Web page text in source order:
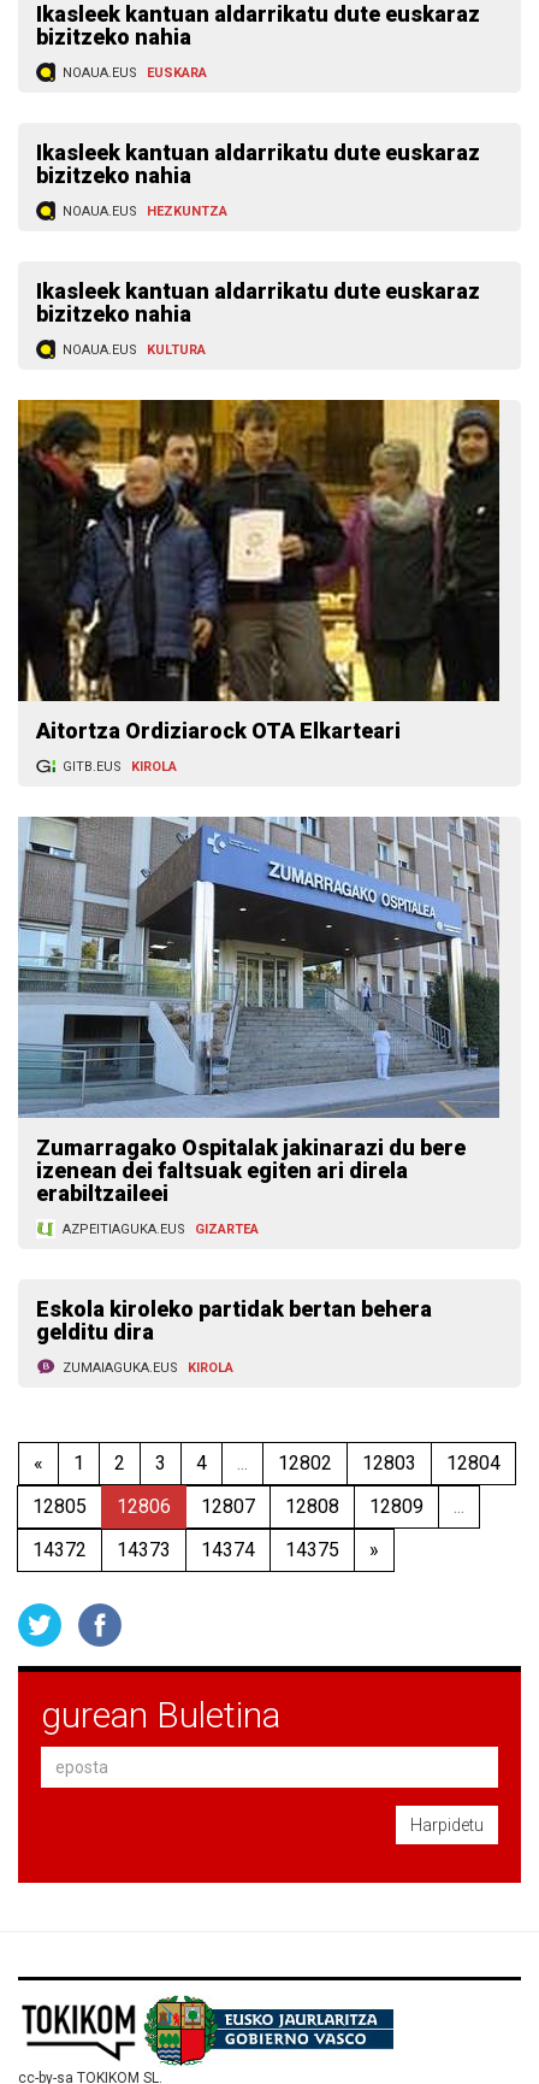
Ikasleek kantuan aldarrikatu dute euskaraz
bizitzeko nahia
NOAUA.EUS EUSKARA
Ikasleek kantuan aldarrikatu dute euskaraz
bizitzeko nahia
NOAUA.EUS HEZKUNTZA
Ikasleek kantuan aldarrikatu dute euskaraz
bizitzeko nahia
NOAUA.EUS KULTURA
Aitortza Ordiziarock OTA Elkarteari
GITB.EUS KIROLA
Zumarragako Ospitalak jakinarazi du bere
izenean dei faltsuak egiten ari direla
erabiltzaileei
AZPEITIAGUKA.EUS GIZARTEA
Eskola kiroleko partidak bertan behera
gelditu dira
ZUMAIAGUKA.EUS KIROLA
« 1 2 3 4 ... 12802 12803
12804
12805
12806 12807 12808 12809
...
14372
14373 14374 14375 »
gurean Buletina
Harpidetu
cc-by-sa TOKIKOM SL.